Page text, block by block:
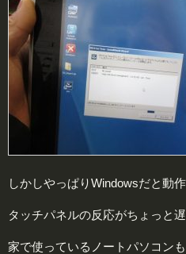
しかしやっぱりWindowsだと動
タッチパネルの反応がちょっと遅
家で使っているノートパソコンも